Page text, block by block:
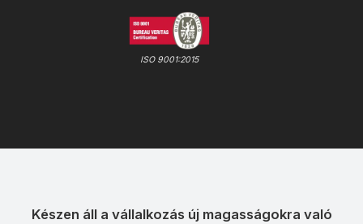
ISO 9001:2015
Készen áll a vállalkozás új magasságokra való